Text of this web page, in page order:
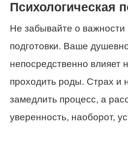
Психологическая
Не забывайте о важности
подготовки. Ваше
непосредственно влияет
проходить роды. Страх и
замедлить процесс, а
уверенность, наоборот,